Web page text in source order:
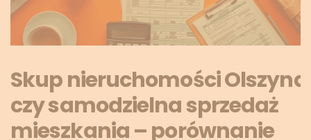
Skup nieruchomości Olszyna
czy samodzielna sprzedaż
mieszkania – porównanie